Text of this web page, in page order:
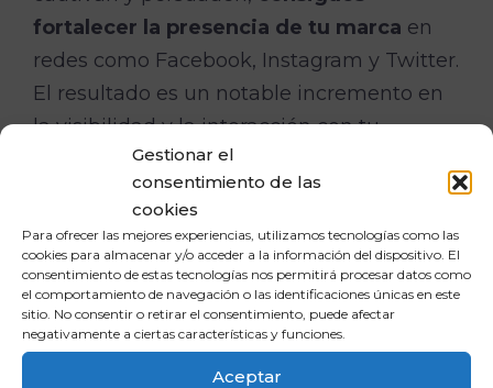
Gestionar el
consentimiento de las
cookies
Para ofrecer las mejores experiencias, utilizamos tecnologías como las
cookies para almacenar y/o acceder a la información del dispositivo. El
consentimiento de estas tecnologías nos permitirá procesar datos como
el comportamiento de navegación o las identificaciones únicas en este
sitio. No consentir o retirar el consentimiento, puede afectar
negativamente a ciertas características y funciones.
Aceptar
fortalecer la presencia de tu marca en
redes como Facebook, Instagram y Twitter.
El resultado es un notable incremento en
la visibilidad y la interacción con tu
audiencia.
Metodología SEO
personalizada: Los ‘SEO
Sprints’